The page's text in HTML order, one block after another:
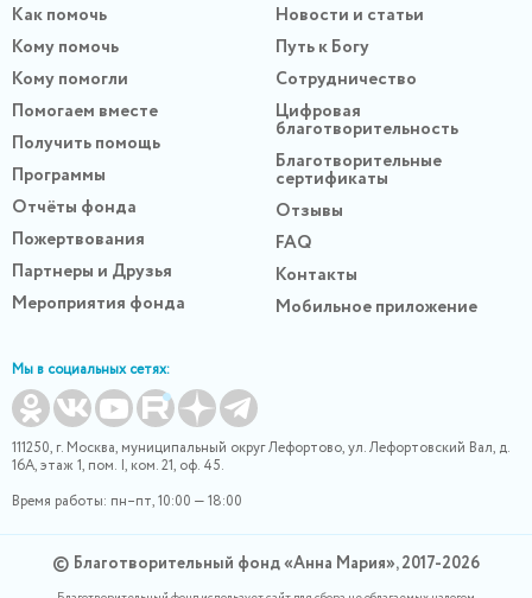
Как помочь
Кому помочь
Кому помогли
Помогаем вместе
Получить помощь
Программы
Отчёты фонда
Пожертвования
Партнеры и Друзья
Мероприятия фонда
Новости и статьи
Путь к Богу
Сотрудничество
Цифровая
благотворительность
Благотворительные
сертификаты
Отзывы
FAQ
Контакты
Мобильное приложение
Мы в социальных сетях:
111250, г. Москва, муниципальный округ Лефортово, ул. Лефортовский Вал, д.
16А, этаж 1, пом. I, ком. 21, оф. 45.
Время работы: пн–пт, 10:00 — 18:00
© Благотворительный фонд «Анна Мария», 2017-2026